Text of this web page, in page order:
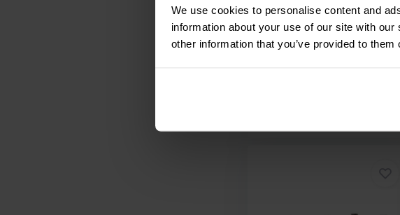
We use cookies to personalise content and
information about your use of our site with
other information that you’ve provided to
2
klantbeoordelingen
Vergelijk
3 Op voorraad